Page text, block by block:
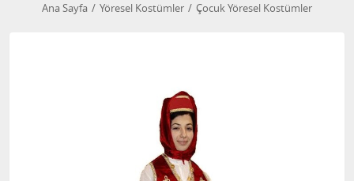
Ana Sayfa Yöresel Kostümler Çocuk Yöresel Kostümler